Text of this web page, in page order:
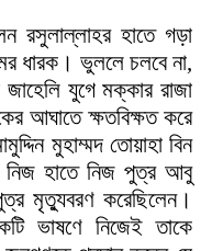
রসুলাল্লাহর হাতে গড়া
ধারক। ভুললে চলবে না,
জাহেলি যুগে মক্কার রাজা
আঘাতে ক্ষতবিক্ষত করে
মুহাম্মদ তোয়াহা বিন
নিজ হাতে নিজ পুত্র আবু
মৃত্যুবরণ করেছিলেন।
ভাষণে নিজেই তাকে